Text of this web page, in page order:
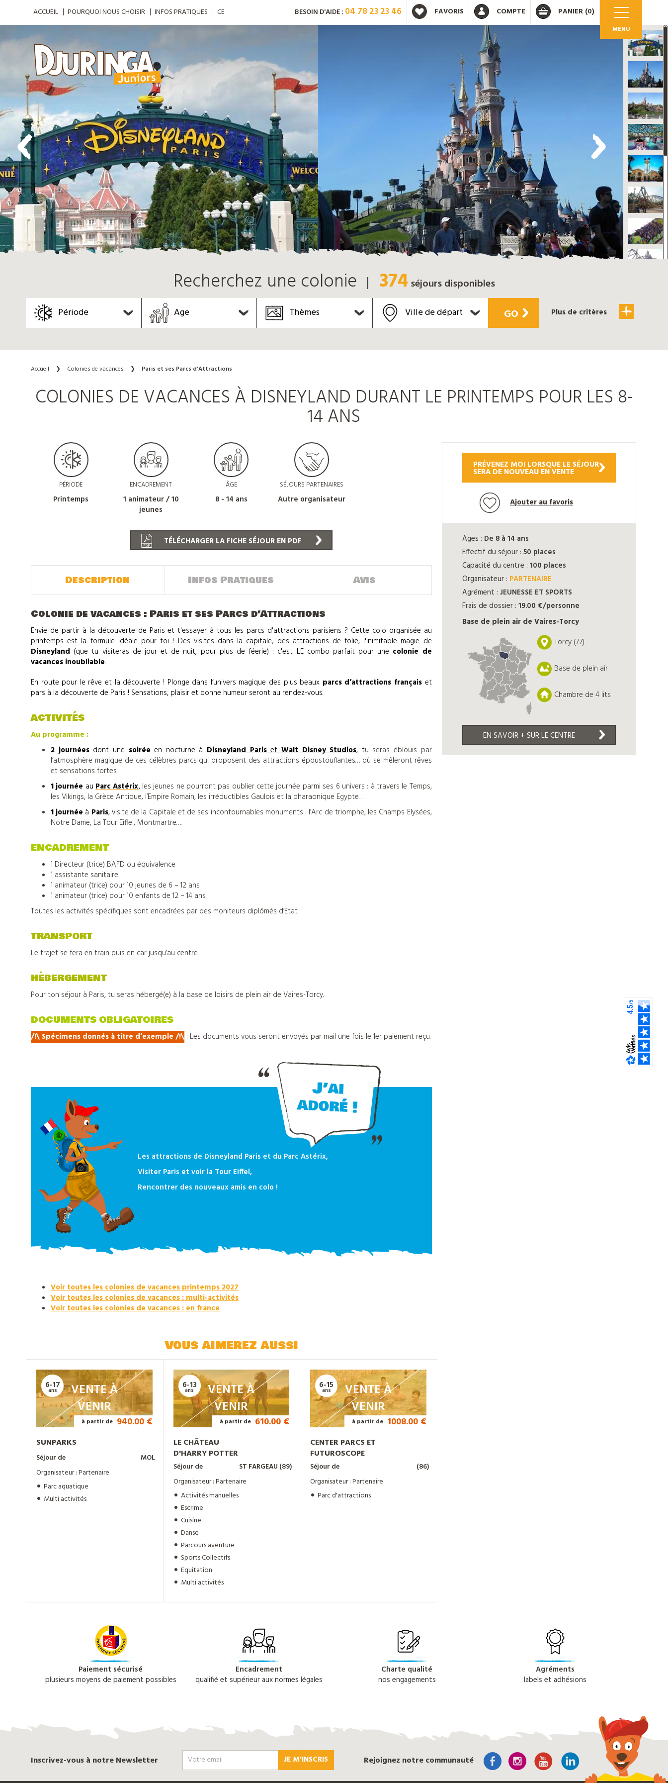
MENU
PANIER (0)
COMPTE
OK
Créez votre compte
FAVORIS
BESOIN D'AIDE : 04 78 23 23 46
ACCUEIL POURQUOI NOUS CHOISIR INFOS PRATIQUES CE
colonies
vacances
centres
d'hébergements
Informations
pratiques
Tout
Djuringa
actualités
Contact
Recherchez une colonie 374 séjoursdisponibles
Période Age Thèmes Ville de départ GO Plus de critères
Accueil ❯ Colonies de vacances ❯ Paris et ses Parcs d’Attractions
COLONIES DE VACANCES À DISNEYLAND DURANT LE PRINTEMPS POUR LES 8-
14 ANS
PÉRIODE
Printemps
ENCADREMENT
1 animateur / 10
jeunes
ÂGE
8 - 14 ans
SÉJOURS PARTENAIRES
Autre organisateur
TÉLÉCHARGER LA FICHE SÉJOUR EN PDF
Description Infos Pratiques Avis
Colonie de vacances : Paris et ses Parcs d’Attractions
Envie de partir à la découverte de Paris et t'essayer à tous les parcs d'attractions parisiens ? Cette colo organisée au
printemps est la formule idéale pour toi ! Des visites dans la capitale, des attractions de folie, l'inimitable magie de
Disneyland (que tu visiteras de jour et de nuit, pour plus de féerie) : c'est LE combo parfait pour une colonie de
vacances inoubliable.
En route pour le rêve et la découverte ! Plonge dans l’univers magique des plus beaux parcs d’attractions français et
pars à la découverte de Paris ! Sensations, plaisir et bonne humeur seront au rendez-vous.
ACTIVITÉS
Au programme :
2 journéesdont une soirée en nocturne àDisneyland ParisetWalt Disney Studios, tu seras éblouis par
l’atmosphère magique de ces célèbres parcs qui proposent des attractions époustouflantes… où se mêleront rêves
et sensations fortes.
1 journée au Parc Astérix, les jeunes ne pourront pas oublier cette journée parmi ses 6 univers : à travers le Temps,
les Vikings, la Grèce Antique, l’Empire Romain, les irréductibles Gaulois et la pharaonique Egypte…
1 journée à Paris, visite de la Capitale et de ses incontournables monuments : l’Arc de triomphe, les Champs Elysées,
Notre Dame, La Tour Eiffel, Montmartre….
ENCADREMENT
1 Directeur (trice) BAFD ou équivalence
1 assistante sanitaire
1 animateur (trice) pour 10 jeunes de 6 – 12 ans
1 animateur (trice) pour 10 enfants de 12 – 14 ans
Toutes les activités spécifiques sont encadrées par des moniteurs diplômés d’Etat.
TRANSPORT
Le trajet se fera en train puis en car jusqu’au centre.
HÉBERGEMENT
Pour ton séjour à Paris, tu seras hébergé(e) à la base de loisirs de plein air de Vaires-Torcy.
DOCUMENTS OBLIGATOIRES
/!\ Spécimens donnés à titre d’exemple /!\ : Les documents vous seront envoyés par mail une fois le 1er paiement reçu.
Les attractions de Disneyland Paris et du Parc Astérix,
Visiter Paris et voir la Tour Eiffel,
Rencontrer des nouveaux amis en colo !
Voir toutes les colonies de vacances printemps 2027
Voir toutes les colonies de vacances : multi-activités
Voir toutes les colonies de vacances : en france
Vous aimerez aussi
VENTE À
VENIR
6-17
ans
à partir de 940.00 €
SUNPARKS
Séjour de
MOL
Organisateur : Partenaire
Parc aquatique
Multi activités
VENTE À
VENIR
6-13
ans
à partir de 610.00 €
LE CHÂTEAU
D'HARRY POTTER
Séjour de
ST FARGEAU (89)
Organisateur : Partenaire
Activités manuelles
Escrime
Cuisine
Danse
Parcours aventure
Sports Collectifs
Equitation
Multi activités
VENTE À
VENIR
6-15
ans
à partir de 1008.00 €
CENTER PARCS ET
FUTUROSCOPE
Séjour de
(86)
Organisateur : Partenaire
Parc d'attractions
PRÉVENEZ MOI LORSQUE LE SÉJOUR
SERA DE NOUVEAU EN VENTE
Ajouter au favoris
Ages : De 8 à 14 ans
Effectif du séjour : 50 places
Capacité du centre : 100 places
Organisateur : PARTENAIRE
Agrément : JEUNESSE ET SPORTS
Frais de dossier : 19.00 €/personne
Base de plein air de Vaires-Torcy
Torcy (77)
Base de plein air
Chambre de 4 lits
EN SAVOIR + SUR LE CENTRE
Paiement sécurisé
plusieurs moyens de paiement possibles
Encadrement
qualifié et supérieur aux normes légales
Charte qualité
nos engagements
Agréments
labels et adhésions
Inscrivez-vous à notre Newsletter JE M'INSCRIS Rejoignez notre communauté